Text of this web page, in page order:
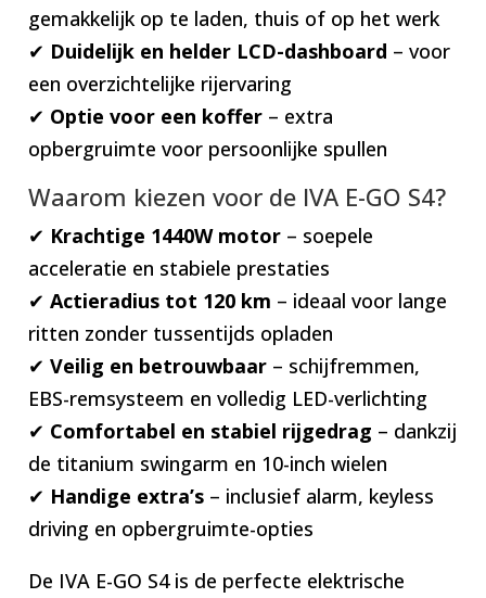
gemakkelijk op te laden, thuis of op het werk
✔ Duidelijk en helder LCD-dashboard – voor
een overzichtelijke rijervaring
✔ Optie voor een koffer – extra
opbergruimte voor persoonlijke spullen
Waarom kiezen voor de IVA E-GO S4?
✔ Krachtige 1440W motor – soepele
acceleratie en stabiele prestaties
✔Actieradius tot 120 km – ideaal voor lange
ritten zonder tussentijds opladen
✔Veilig en betrouwbaar – schijfremmen,
EBS-remsysteem en volledig LED-verlichting
✔ Comfortabel en stabiel rijgedrag – dankzij
de titanium swingarm en 10-inch wielen
✔ Handige extra’s – inclusief alarm, keyless
driving en opbergruimte-opties
De IVA E-GO S4 is de perfecte elektrische